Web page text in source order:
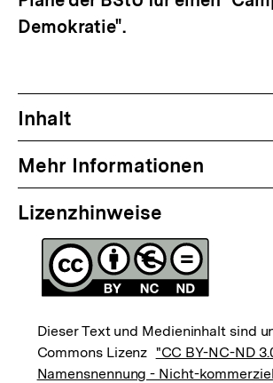
Demokratie".
Inhalt
Mehr Informationen
Lizenzhinweise
Dieser Text und Medieninhalt sind
Commons Lizenz "CC BY-NC-ND
Namensnennung - Nicht-